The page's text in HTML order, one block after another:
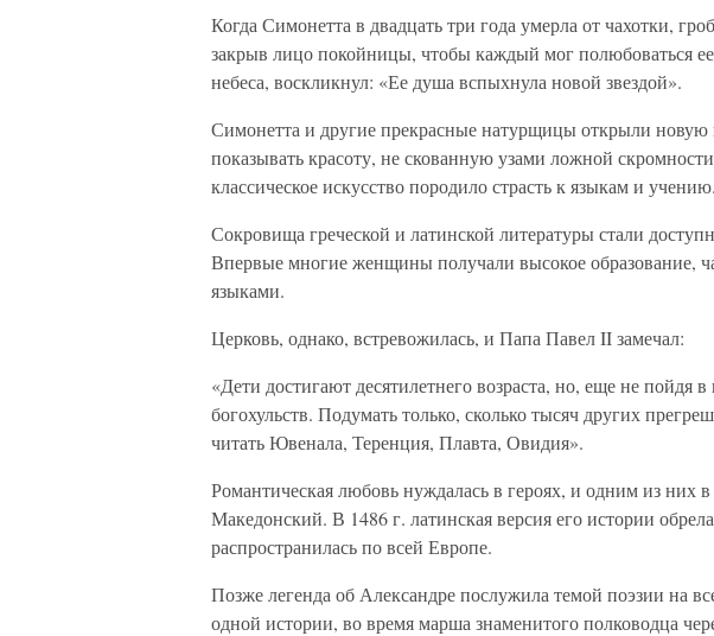
Когда Симонетта в двадцать три года умерла от чахотки,
закрыв лицо покойницы, чтобы каждый мог полюбоваться ее
небеса, воскликнул: «Ее душа вспыхнула новой звездой».
Симонетта и другие прекрасные натурщицы открыли новую
показывать красоту, не скованную узами ложной
классическое искусство породило страсть к языкам и учению.
Сокровища греческой и латинской литературы стали
Впервые многие женщины получали высокое образование,
языками.
Церковь, однако, встревожилась, и Папа Павел II замечал:
«Дети достигают десятилетнего возраста, но, еще не пойдя
богохульств. Подумать только, сколько тысяч других
читать Ювенала, Теренция, Плавта, Овидия».
Романтическая любовь нуждалась в героях, и одним из них
Македонский. В 1486 г. латинская версия его истории
распространилась по всей Европе.
Позже легенда об Александре послужила темой поэзии на
одной истории, во время марша знаменитого полководца